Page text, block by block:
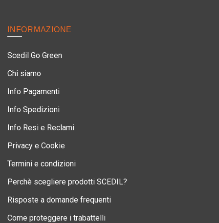
INFORMAZIONE
Scedil Go Green
Chi siamo
Info Pagamenti
Info Spedizioni
Info Resi e Reclami
Privacy e Cookie
Termini e condizioni
Perchè scegliere prodotti SCEDIL?
Risposte a domande frequenti
Come proteggere i trabattelli